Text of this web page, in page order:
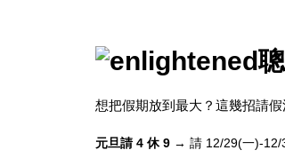
想把假期放到最大？這幾招請
元旦請 4 休 9 → 請 12/29(一)-12/